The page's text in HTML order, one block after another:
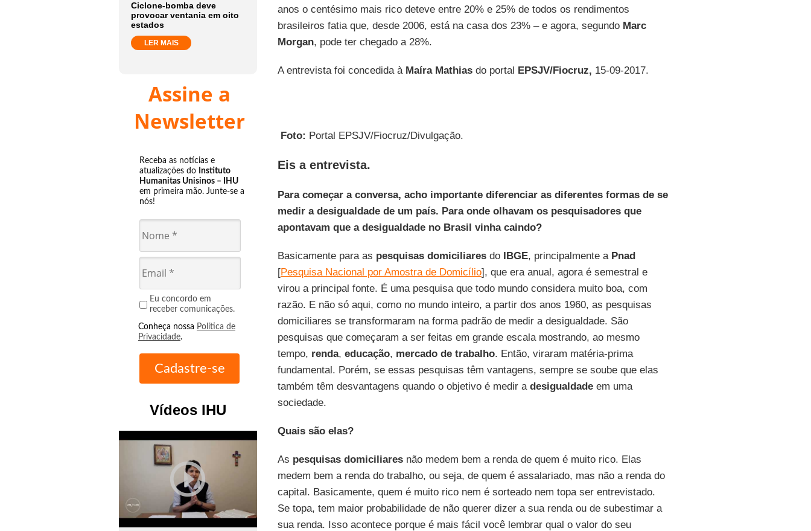
Ciclone-bomba deve
provocar ventania em oito
estados
LER MAIS
Assine a
Newsletter
Receba as notícias e
atualizações do Instituto
Humanitas Unisinos – IHU
em primeira mão. Junte-se a
nós!
Eu concordo em
receber comunicações.
Conheça nossa Política de
Privacidade.
Vídeos IHU
play_circle_outline
anos o centésimo mais rico deteve entre 20% e 25% de todos os rendimentos
brasileiros fatia que, desde 2006, está na casa dos 23% – e agora, segundo Marc
Morgan, pode ter chegado a 28%.
A entrevista foi concedida à Maíra Mathiasdo portal EPSJV/Fiocruz, 15-09-2017.
Foto: Portal EPSJV/Fiocruz/Divulgação.
Eis a entrevista.
Para começar a conversa, acho importante diferenciar as diferentes formas de se
medir a desigualdade de um país. Para onde olhavam os pesquisadores que
apontavam que a desigualdade no Brasil vinha caindo?
Basicamente para as pesquisas domiciliaresdo IBGE, principalmente a Pnad
[Pesquisa Nacional por Amostra de Domicílio], que era anual, agora é semestral e
virou a principal fonte. É uma pesquisa que todo mundo considera muito boa, com
razão. E não só aqui, como no mundo inteiro, a partir dos anos 1960, as pesquisas
domiciliares se transformaram na forma padrão de medir a desigualdade. São
pesquisas que começaram a ser feitas em grande escala mostrando, ao mesmo
tempo, renda, educação, mercado de trabalho. Então, viraram matéria-prima
fundamental. Porém, se essas pesquisas têm vantagens, sempre se soube que elas
também têm desvantagens quando o objetivo é medir a desigualdadeem uma
sociedade.
Quais são elas?
As pesquisas domiciliaresnão medem bem a renda de quem é muito rico. Elas
medem bem a renda do trabalho, ou seja, de quem é assalariado, mas não a renda do
capital. Basicamente, quem é muito rico nem é sorteado nem topa ser entrevistado.
Se topa, tem maior probabilidade de não querer dizer a sua renda ou de subestimar a
sua renda. Isso acontece porque é mais fácil você lembrar qual o valor do seu